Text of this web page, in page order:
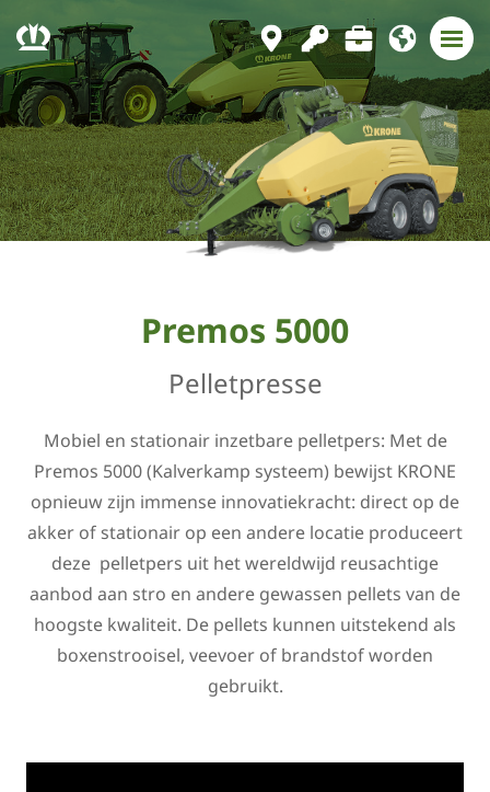
Premos 5000
Pelletpresse
Mobiel en stationair inzetbare pelletpers: Met de
Premos 5000 (Kalverkamp systeem) bewijst KRONE
opnieuw zijn immense innovatiekracht: direct op de
akker of stationair op een andere locatie produceert
deze pelletpers uit het wereldwijd reusachtige
aanbod aan stro en andere gewassen pellets van de
hoogste kwaliteit. De pellets kunnen uitstekend als
boxenstrooisel, veevoer of brandstof worden
gebruikt.